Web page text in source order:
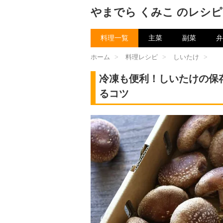
やまでら くみこ のレシピ
料理一覧 主菜 副菜
ホーム > 料理レシピ > しいたけ >
冷凍も便利！しいたけの
るコツ